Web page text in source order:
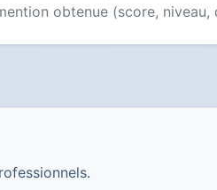
obtenue (score, niveau,